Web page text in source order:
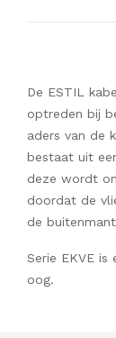
De ESTIL
optreden bij
aders van de
bestaat uit
deze wordt
doordat de
de
Serie EKVE is
oog.